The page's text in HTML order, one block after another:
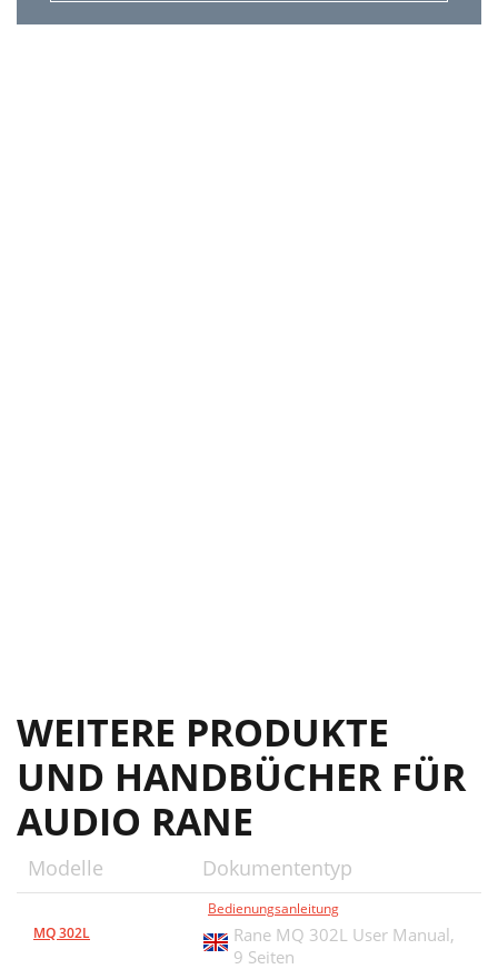
Manual-6
7
WEITERE PRODUKTE
UND HANDBÜCHER FÜR
AUDIO RANE
Modelle Dokumententyp
MQ 302L
Bedienungsanleitung
Rane MQ 302L User Manual,
9 Seiten